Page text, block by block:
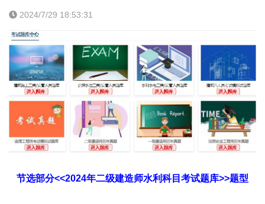
2024/7/29 18:53:31
节选部分<<2024年二级建造师水利科目考试题库>>题型